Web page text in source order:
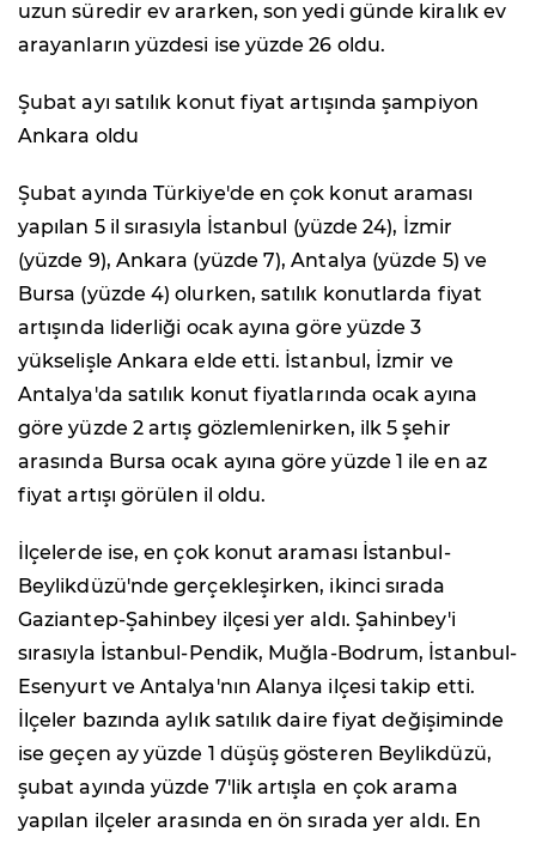
uzun süredir ev ararken, son yedi günde kiralık ev
arayanların yüzdesi ise yüzde 26 oldu.
Şubat ayı satılık konut fiyat artışında şampiyon
Ankara oldu
Şubat ayında Türkiye'de en çok konut araması
yapılan 5 il sırasıyla İstanbul (yüzde 24), İzmir
(yüzde 9), Ankara (yüzde 7), Antalya (yüzde 5) ve
Bursa (yüzde 4) olurken, satılık konutlarda fiyat
artışında liderliği ocak ayına göre yüzde 3
yükselişle Ankara elde etti. İstanbul, İzmir ve
Antalya'da satılık konut fiyatlarında ocak ayına
göre yüzde 2 artış gözlemlenirken, ilk 5 şehir
arasında Bursa ocak ayına göre yüzde 1 ile en az
fiyat artışı görülen il oldu.
İlçelerde ise, en çok konut araması İstanbul-
Beylikdüzü'nde gerçekleşirken, ikinci sırada
Gaziantep-Şahinbey ilçesi yer aldı. Şahinbey'i
sırasıyla İstanbul-Pendik, Muğla-Bodrum, İstanbul-
Esenyurt ve Antalya'nın Alanya ilçesi takip etti.
İlçeler bazında aylık satılık daire fiyat değişiminde
ise geçen ay yüzde 1 düşüş gösteren Beylikdüzü,
şubat ayında yüzde 7'lik artışla en çok arama
yapılan ilçeler arasında en ön sırada yer aldı. En